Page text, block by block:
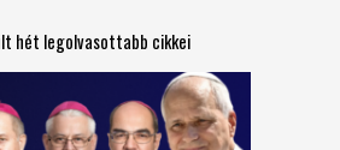
hét legolvasottabb cikkei